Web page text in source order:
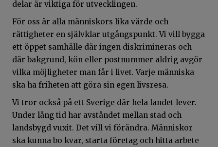
delar är viktiga för utvecklingen.
För oss är alla människors lika värde och
rättigheter en självklar utgångspunkt. Vi vill bygga
ett öppet samhälle där ingen diskrimineras och
där bakgrund, kön eller postnummer aldrig avgör
vilka möjligheter man får i livet. Varje människa
ska ha friheten att göra sin egen livsresa.
Vi tror också på ett Sverige där hela landet lever.
Under lång tid har avståndet mellan stad och
landsbygd vuxit. Det vill vi förändra. Människor
ska kunna bo kvar, starta företag och hitta arbete